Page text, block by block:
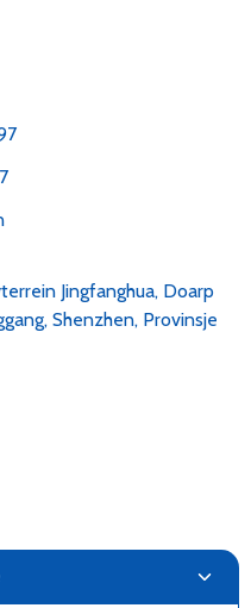
Jingfanghua, Doarp
Shenzhen, Provinsje